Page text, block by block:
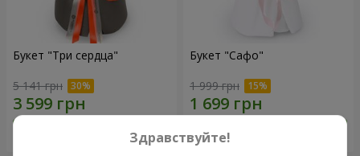
Букет "Три сердца"
5 141 грн
Букет "Сафо"
1 999 грн
Здравствуйте!